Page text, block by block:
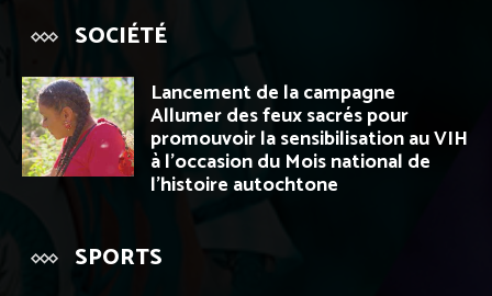
SOCIÉTÉ
Lancement de la campagne
Allumer des feux sacrés pour
promouvoir la sensibilisation au VIH
à l’occasion du Mois national de
l’histoire autochtone
SPORTS